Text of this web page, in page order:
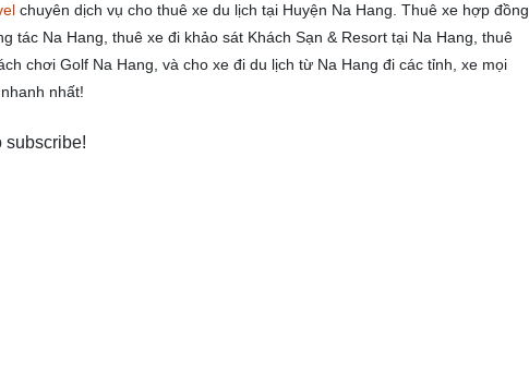
chuyên dịch vụ cho thuê xe du lịch tại Huyện Na Hang. Thuê xe hợp đồng
tác Na Hang, thuê xe đi khảo sát Khách Sạn & Resort tại Na Hang, thuê
chơi Golf Na Hang, và cho xe đi du lịch từ Na Hang đi các tỉnh, xe mọi
nhất!
subscribe!